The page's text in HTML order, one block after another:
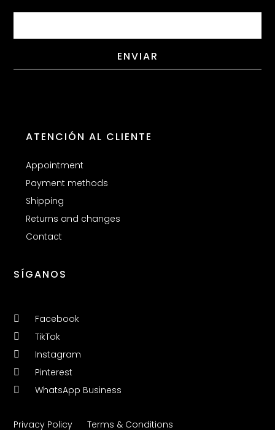
ENVIAR
ATENCIÓN AL CLIENTE
Appointment
Payment methods
Shipping
Returns and changes
Contact
SÍGANOS
Facebook
TikTok
Instagram
Pinterest
WhatsApp Business
Privacy Policy Terms & Conditions